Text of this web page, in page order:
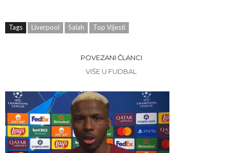
Tags Liverpool Salah Top Vijesti
POVEZANI ČLANCI
VIŠE U FUDBAL